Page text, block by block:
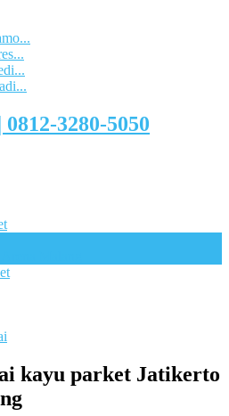
3280-5050
kayu parket Jatikerto